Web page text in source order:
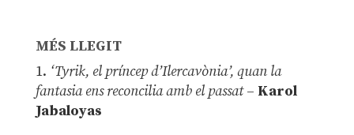
MÉS LLEGIT
1. ‘Tyrik, el príncep d’Ilercavònia’, quan la
fantasia ens reconcilia amb el passat– Karol
Jabaloyas